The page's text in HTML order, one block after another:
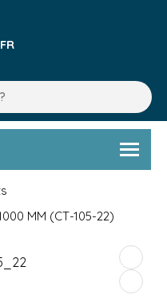
FR
MM (CT-105-22)